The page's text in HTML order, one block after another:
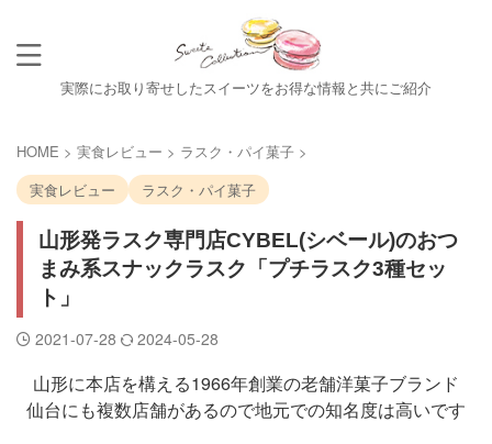
実際にお取り寄せしたスイーツをお得な情報と共にご紹介
HOME > 実食レビュー > ラスク・パイ菓子 >
実食レビュー
ラスク・パイ菓子
山形発ラスク専門店CYBEL(シベール)のおつ
まみ系スナックラスク「プチラスク3種セッ
ト」
2021-07-28 2024-05-28
山形に本店を構える1966年創業の老舗洋菓子ブランド
仙台にも複数店舗があるので地元での知名度は高いです